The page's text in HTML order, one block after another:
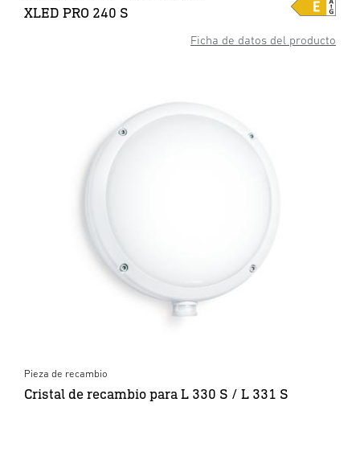
Ficha de datos del producto
XLED PRO 240 S
Pieza de recambio
Cristal de recambio para L 330 S / L 331 S